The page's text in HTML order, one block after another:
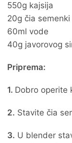
550g kajsija
20g čia semenki
60ml vode
40g javorovog
Priprema:
1. Dobro operite
2. Stavite čia
3. U blender